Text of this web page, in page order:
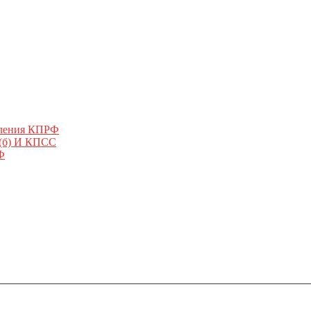
КПРФ
(б) И КПСС